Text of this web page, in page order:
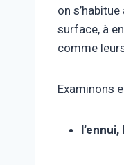
on
surface, à
comme
Examinons